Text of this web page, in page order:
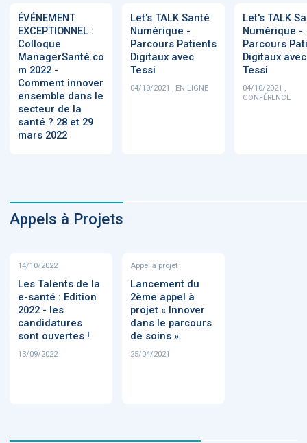
ÉVÉNEMENT
EXCEPTIONNEL :
Colloque
ManagerSanté.co
m 2022 -
Comment innover
ensemble dans le
secteur de la
santé ? 28 et 29
mars 2022
Let's TALK Santé
Numérique -
Parcours Patients
Digitaux avec
Tessi
04/10/2021 , EN LIGNE
Let's TALK
Numérique -
Parcours
Digitaux avec
Tessi
04/10/2021 ,
CONFÉRENCE
Appels à Projets
14/10/2022
Les Talents de la
e-santé : Edition
2022 - les
candidatures
sont ouvertes !
13/09/2022
Appel à projet
Lancement du
2ème appel à
projet « Innover
dans le parcours
de soins »
25/04/2021